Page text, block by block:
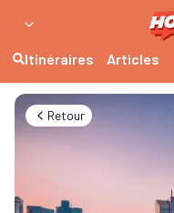
Itinéraires Articles
Retour